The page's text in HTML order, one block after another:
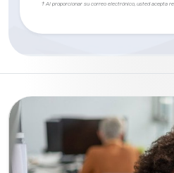
† Al proporcionar su correo electrónico, usted acepta